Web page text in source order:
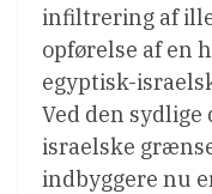
infiltrering af
opførelse af en
egyptisk-
Ved den
israelske
indbyggere nu